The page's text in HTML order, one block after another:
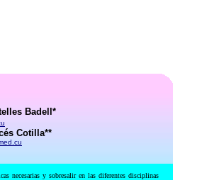
Badell*
Cotilla**
necesarias y sobresalir en las diferentes disciplinas